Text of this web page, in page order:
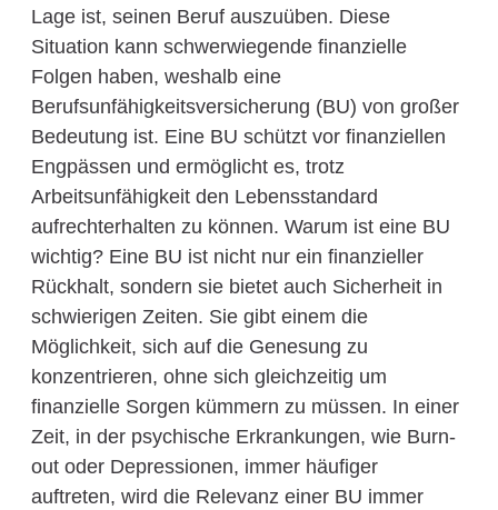
Lage ist, seinen Beruf auszuüben. Diese
Situation kann schwerwiegende finanzielle
Folgen haben, weshalb eine
Berufsunfähigkeitsversicherung (BU) von großer
Bedeutung ist. Eine BU schützt vor finanziellen
Engpässen und ermöglicht es, trotz
Arbeitsunfähigkeit den Lebensstandard
aufrechterhalten zu können. Warum ist eine BU
wichtig? Eine BU ist nicht nur ein finanzieller
Rückhalt, sondern sie bietet auch Sicherheit in
schwierigen Zeiten. Sie gibt einem die
Möglichkeit, sich auf die Genesung zu
konzentrieren, ohne sich gleichzeitig um
finanzielle Sorgen kümmern zu müssen. In einer
Zeit, in der psychische Erkrankungen, wie Burn-
out oder Depressionen, immer häufiger
auftreten, wird die Relevanz einer BU immer